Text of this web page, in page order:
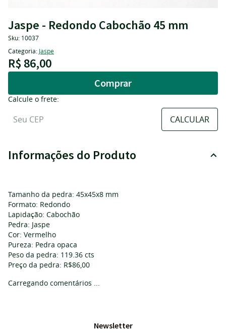
Jaspe - Redondo Cabochão 45 mm
Sku: 10037
Categoria: Jaspe
R$ 86,00
Comprar
Calcule o frete:
Informações do Produto
Tamanho da pedra: 45x45x8 mm
Formato: Redondo
Lapidação: Cabochão
Pedra: Jaspe
Cor: Vermelho
Pureza: Pedra opaca
Peso da pedra: 119.36 cts
Preço da pedra: R$86,00
Carregando comentários ...
Newsletter